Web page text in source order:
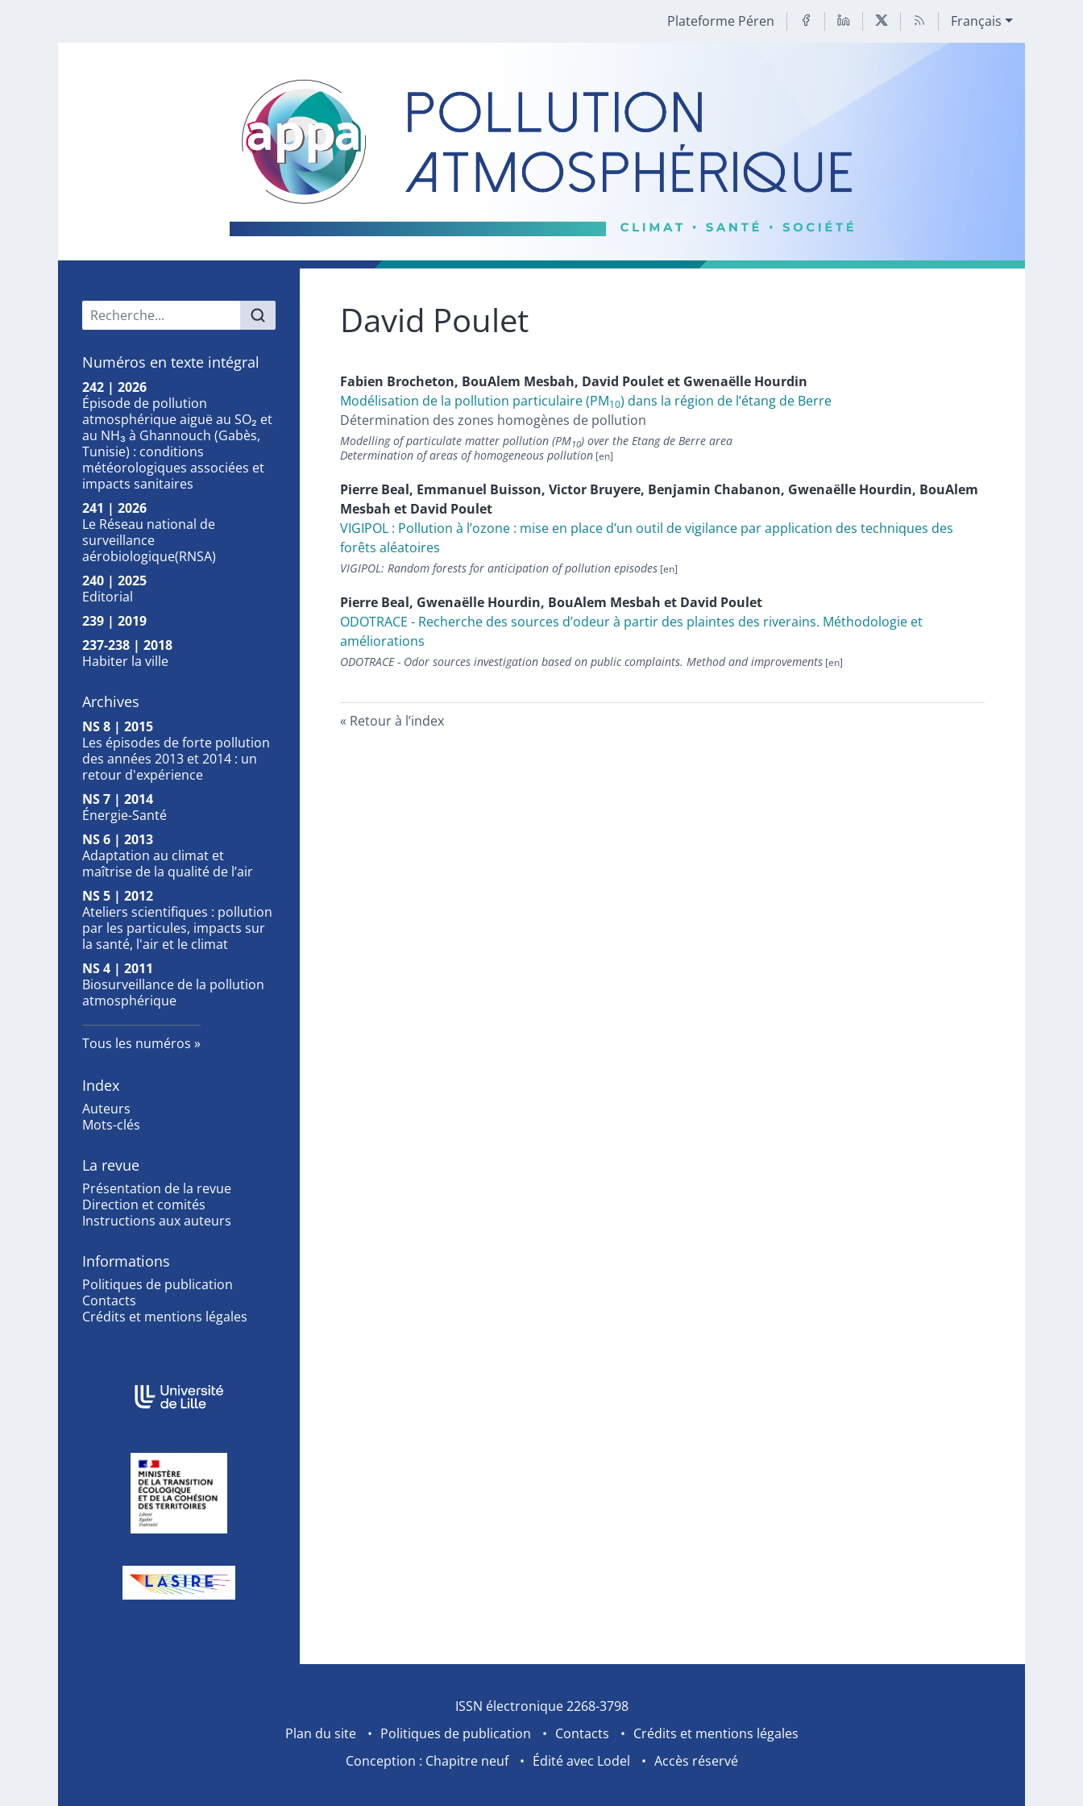
Plateforme Péren Français
Menu principal
Numéros en texte intégral
242 | 2026
Épisode de pollution
atmosphérique aiguë au SO₂ et
au NH₃ à Ghannouch (Gabès,
Tunisie) : conditions
météorologiques associées et
impacts sanitaires
241 | 2026
Le Réseau national de
surveillance
aérobiologique(RNSA)
240 | 2025
Editorial
239 | 2019
237-238 | 2018
Habiter la ville
Archives
NS 8 | 2015
Les épisodes de forte pollution
des années 2013 et 2014 : un
retour d'expérience
NS 7 | 2014
Énergie-Santé
NS 6 | 2013
Adaptation au climat et
maîtrise de la qualité de l’air
NS 5 | 2012
Ateliers scientifiques : pollution
par les particules, impacts sur
la santé, l'air et le climat
NS 4 | 2011
Biosurveillance de la pollution
atmosphérique
Tous les numéros
Index
Auteurs
Mots-clés
La revue
Présentation de la revue
Direction et comités
Instructions aux auteurs
Informations
Politiques de publication
Contacts
Crédits et mentions légales
Affiliations/partenaires
David Poulet
Fabien Brocheton, BouAlem Mesbah, David Pouletet Gwenaëlle Hourdin
Modélisation de la pollution particulaire (PM10) dans la région de l’étang de Berre
Détermination des zones homogènes de pollution
Modelling of particulate matter pollution (PM10) over the Etang de Berre area
Determination of areas of homogeneous pollution
Pierre Beal, Emmanuel Buisson, Victor Bruyere, Benjamin Chabanon, Gwenaëlle Hourdin, BouAlem
Mesbah et David Poulet
VIGIPOL : Pollution à lʼozone : mise en place dʼun outil de vigilance par application des techniques des
forêts aléatoires
VIGIPOL: Random forests for anticipation of pollution episodes
Pierre Beal, Gwenaëlle Hourdin, BouAlem Mesbah et David Poulet
ODOTRACE - Recherche des sources d’odeur à partir des plaintes des riverains. Méthodologie et
améliorations
ODOTRACE - Odor sources investigation based on public complaints. Method and improvements
Retour à l’index
ISSN électronique 2268-3798
Plan du site
Politiques de publication Contacts
Crédits et mentions légales
Conception : Chapitre neuf
Édité avec Lodel Accès réservé